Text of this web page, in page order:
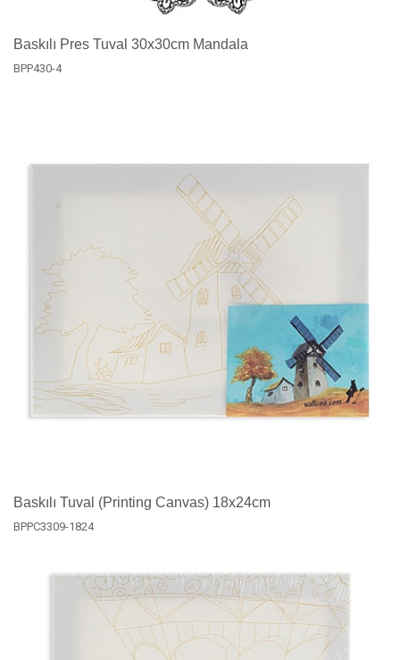
Baskılı Pres Tuval 30x30cm Mandala
BPP430-4
Baskılı Tuval (Printing Canvas) 18x24cm
BPPC3309-1824